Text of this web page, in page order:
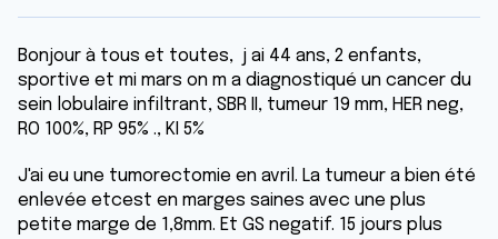
Bonjour à tous et toutes, j ai 44 ans, 2 enfants,
sportive et mi mars on m a diagnostiqué un cancer du
sein lobulaire infiltrant, SBR II, tumeur 19 mm, HER neg,
RO 100%, RP 95% ., KI 5%
J'ai eu une tumorectomie en avril. La tumeur a bien été
enlevée etcest en marges saines avec une plus
petite marge de 1,8mm. Et GS negatif. 15 jours plus